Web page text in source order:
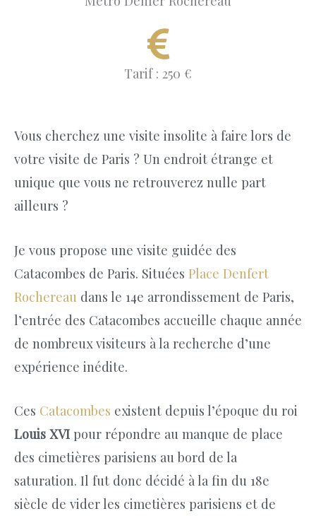
Tarif : 250 €
Vous cherchez une visite insolite à faire lors de
votre visite de Paris ? Un endroit étrange et
unique que vous ne retrouverez nulle part
ailleurs ?
Je vous propose une visite guidée des
Catacombes de Paris. Situées Place Denfert
Rochereau dans le 14e arrondissement de Paris,
l’entrée des Catacombes accueille chaque année
de nombreux visiteurs à la recherche d’une
expérience inédite.
Ces Catacombes existent depuis l’époque du roi
Louis XVI pour répondre au manque de place
des cimetières parisiens au bord de la
saturation. Il fut donc décidé à la fin du 18e
siècle de vider les cimetières parisiens et de